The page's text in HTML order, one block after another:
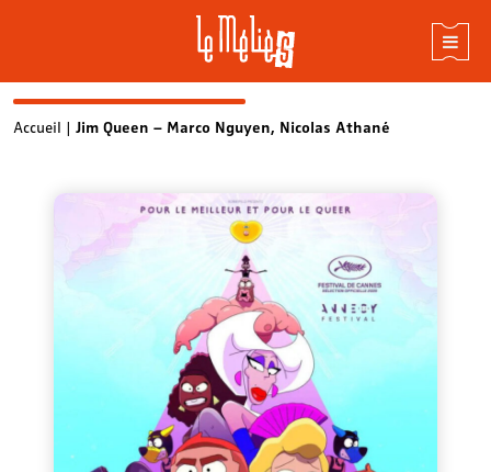
SkipAccueil | Jim Queen – Marco Nguyen, Nicolas Athané